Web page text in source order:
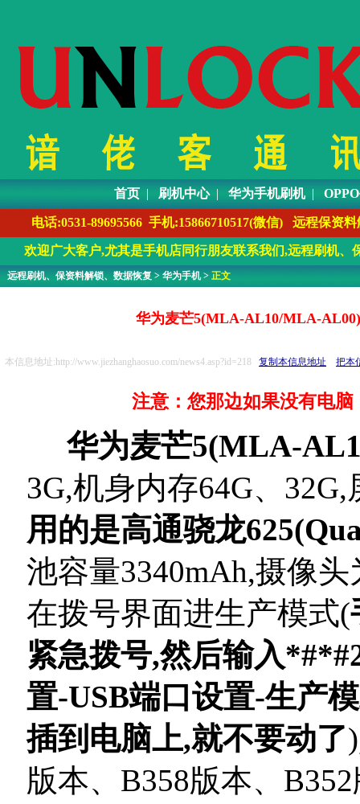
首页| 刷机中心| 华为手机刷机|
电话:0531-89695566 手机:15866710517(微信) 远程保资
欢迎广大客户,尤其是手机店同行朋友联系我们,远程刷机
远程刷机、保资料解锁、数据恢复 > 华为手机> 正文
华为麦芒5(MLA-AL10/MLA-
本信息地址:http://www.jiezhanghaosuo.com/news4.asp?id=218 复制本信息地址 把本
注意：您那边如果没有电
华为麦芒5(MLA-
3G,机身内存64G、
用的是高通骁龙
池容量3340mAh,摄像
在拨号界面进生产模式(
紧急拨号,然后输入
置-USB端口设置-生产
插到电脑上,就不要动了
版本、B358版本、